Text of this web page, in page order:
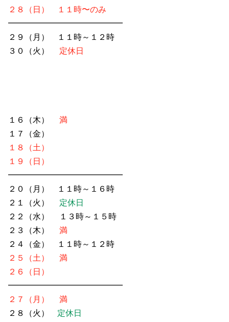
２８（日）
１１時〜のみ
━━━━━━━━━━━━━━
２９（月）
１１時～１２時
３０（火）
定休日
１６（木） 満
１７（金）
１８（土）
１９（日）
━━━━━━━━━━━━━━
２０（月） １１時～１６時
２１（火） 定休日
２２（水） １３時～１５時
２３（木） 満
２４（金） １１時～１２時
２５（土）
満
２６（日）
━━━━━━━━━━━━━━
２７（月） 満
２８（火） 定休日